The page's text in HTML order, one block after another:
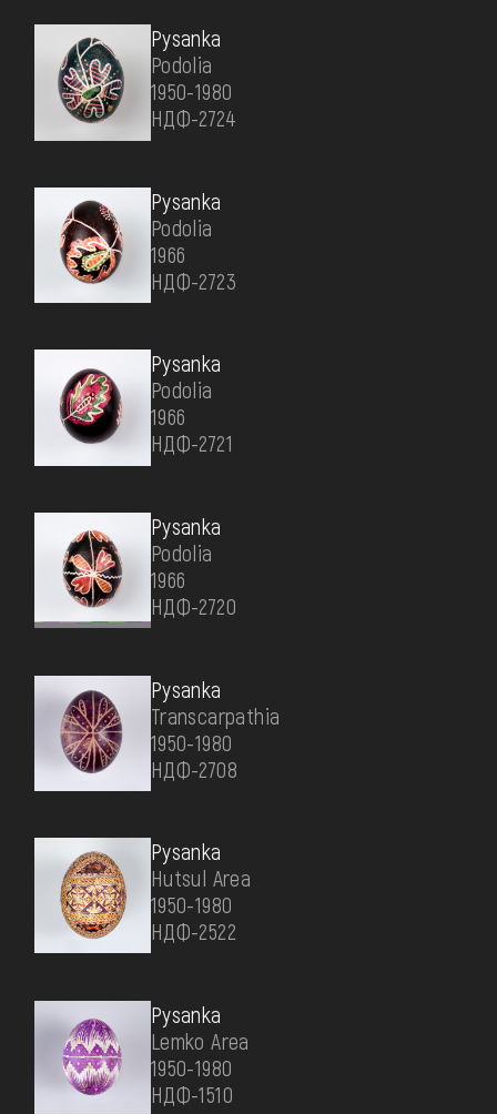
Pysanka
Podolia
1950-1980
НДФ-2724
Pysanka
Podolia
1966
НДФ-2723
Pysanka
Podolia
1966
НДФ-2721
Pysanka
Podolia
1966
НДФ-2720
Pysanka
Transcarpathia
1950-1980
НДФ-2708
Pysanka
Hutsul Area
1950-1980
НДФ-2522
Pysanka
Lemko Area
1950-1980
НДФ-1510